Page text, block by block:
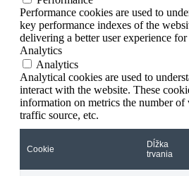
Performance cookies are used to
key performance indexes of the
delivering a better user experience
Analytics
Analytics
Analytical cookies are used to
interact with the website. These
information on metrics the number of
traffic source, etc.
Cookie
Dĺžka
trvania